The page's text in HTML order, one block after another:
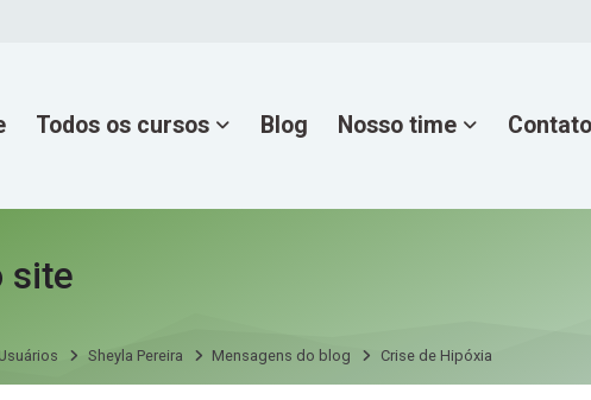
Todos os cursos Blog Nosso time Contato
site
Sheyla Pereira Mensagens do blog Crise de Hipóxia